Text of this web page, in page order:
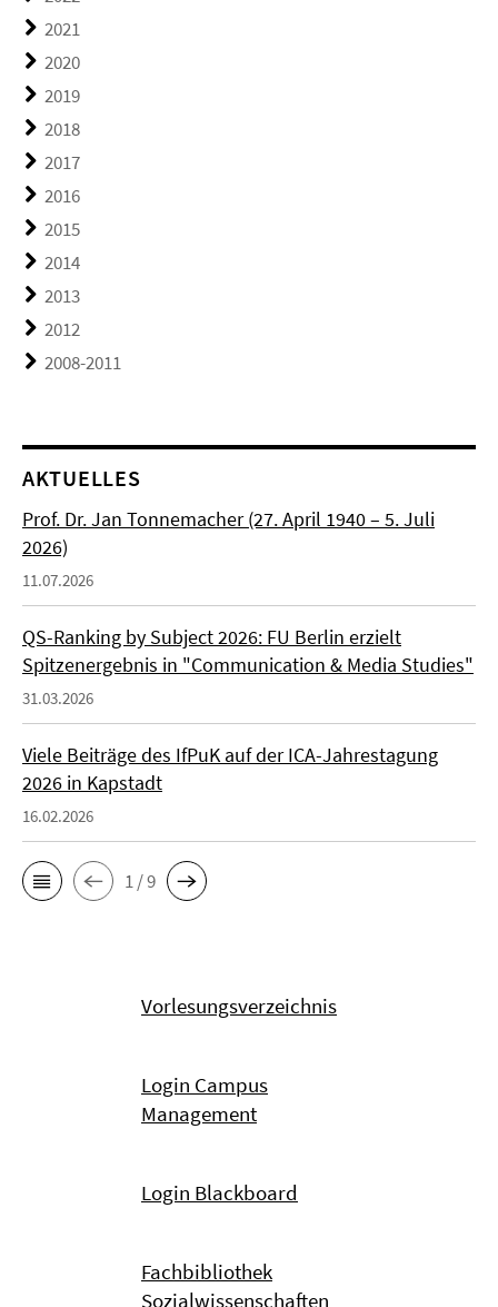
2021
2020
2019
2018
2017
2016
2015
2014
2013
2012
2008-2011
AKTUELLES
Prof. Dr. Jan Tonnemacher (27. April 1940 – 5. Juli
2026)
11.07.2026
QS-Ranking by Subject 2026: FU Berlin erzielt
Spitzenergebnis in "Communication & Media Studies"
31.03.2026
Viele Beiträge des IfPuK auf der ICA-Jahrestagung
2026 in Kapstadt
16.02.2026
1 / 9
Vorlesungsverzeichnis
Login Campus
Management
Login Blackboard
Fachbibliothek
Sozialwissenschaften